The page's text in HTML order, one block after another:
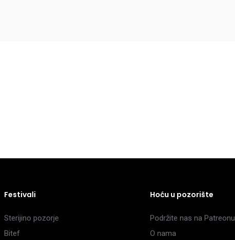
Festivali
Sterijino pozorje
Bitef
Hoću u pozorište
Podržite nas na Patreonu
O nama